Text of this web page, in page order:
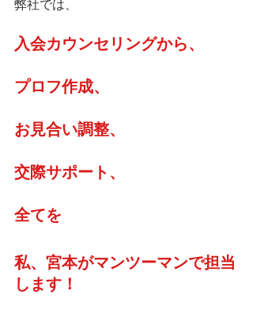
弊社では、
入会カウンセリングから、
プロフ作成、
お見合い調整、
交際サポート、
全てを
私、宮本がマンツーマンで担当
します！